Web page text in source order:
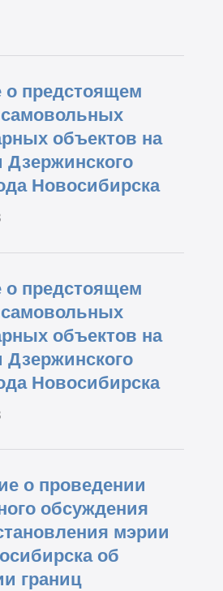
предстоящем
объектов на
Дзержинского
Новосибирска
предстоящем
объектов на
Дзержинского
Новосибирска
о проведении
обсуждения
мэрии
об
границ